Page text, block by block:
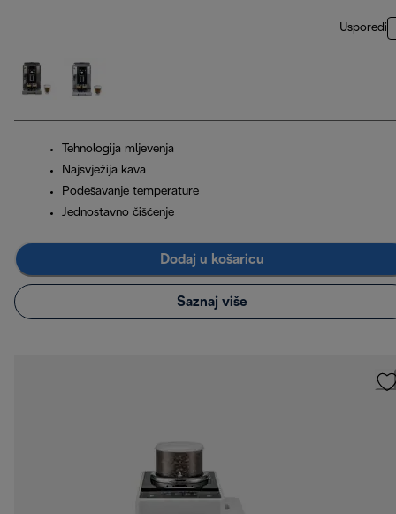
Usporedi
Tehnologija mljevenja
Najsvježija kava
Podešavanje temperature
Jednostavno čišćenje
Dodaj u košaricu
Saznaj više